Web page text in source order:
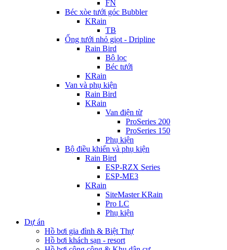
FN
Béc xòe tưới góc Bubbler
KRain
TB
Ống tưới nhỏ giọt - Dripline
Rain Bird
Bộ lọc
Béc tưới
KRain
Van và phụ kiện
Rain Bird
KRain
Van điện từ
ProSeries 200
ProSeries 150
Phụ kiện
Bộ điều khiển và phụ kiện
Rain Bird
ESP-RZX Series
ESP-ME3
KRain
SiteMaster KRain
Pro LC
Phụ kiện
Dự án
Hồ bơi gia đình & Biệt Thự
Hồ bơi khách sạn - resort